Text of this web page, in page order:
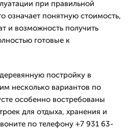
при правильной
означает понятную стоимость,
и возможность получить
готовые к
постройку в
несколько вариантов по
особенно востребованы
для отдыха, хранения и
по телефону +7 931 63-